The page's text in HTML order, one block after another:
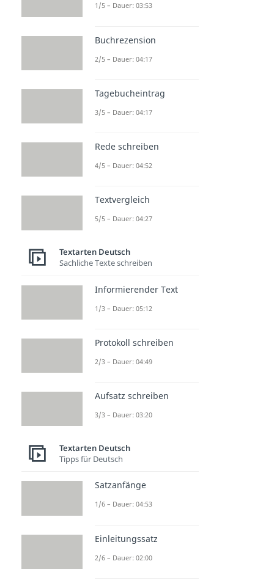
1/5 – Dauer: 03:53
Buchrezension
2/5 – Dauer: 04:17
Tagebucheintrag
3/5 – Dauer: 04:17
Rede schreiben
4/5 – Dauer: 04:52
Textvergleich
5/5 – Dauer: 04:27
Textarten Deutsch
Sachliche Texte schreiben
Informierender Text
1/3 – Dauer: 05:12
Protokoll schreiben
2/3 – Dauer: 04:49
Aufsatz schreiben
3/3 – Dauer: 03:20
Textarten Deutsch
Tipps für Deutsch
Satzanfänge
1/6 – Dauer: 04:53
Einleitungssatz
2/6 – Dauer: 02:00